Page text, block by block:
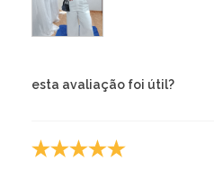
esta avaliação foi útil?